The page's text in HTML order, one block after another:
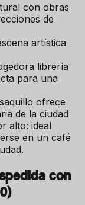
con obras
de
artística
librería
para una
ofrece
de la ciudad
alto: ideal
en un café
con